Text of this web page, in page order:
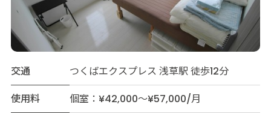
交通
つくばエクスプレス 浅草駅 徒歩12分
使用料
個室：¥42,000～¥57,000/月